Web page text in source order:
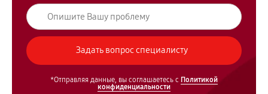
*Отправляя данные, вы соглашаетесь с Политикой
конфиденциальности